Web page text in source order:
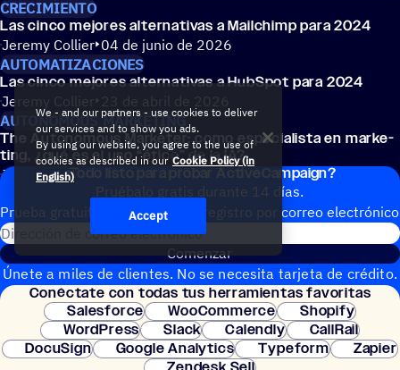
CRECIMIENTO
Las cinco mejores alter­na­ti­vas a Mail­chimp para 2024
Jeremy Collier 04 de junio de 2026
AUTOMATIZACIONES
Las cinco mejores alter­na­ti­vas a HubSpot para 2024
Jeremy Collier 23 de abril de 2026
AUTONOMOUS MARKETING
The Auto­no­mous Marke­ter: como espe­cia­lista en marke­
ting, ¿qué es el uso“ético” de la IA?
Jessica Lawlor 09 de diciembre de 2025
¿Todo listo para probar ActiveCampaign?
Pruébalo gratis durante 14 días.
Prueba gratuita de 14 días con regis­tro por correo electrónico
Dirección de correo electrónico
Comenzar
Únete a miles de clientes. No se necesita tarjeta de crédito.
Configuración instantánea.
Conéc­tate con todas tus herramientas favoritas
Salesforce
WooCommerce
Shopify
WordPress
Slack Calendly
CallRail
DocuSign
Google Analytics Typeform
Zapier
We - and our partners - use cookies to deliver
our services and to show you ads.
By using our website, you agree to the use of
cookies as described in our Cookie Policy (in
English)
Accept